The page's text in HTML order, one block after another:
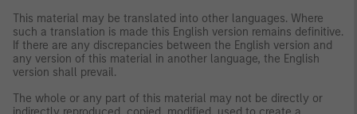
This material may be translated into other languages. Where
such a translation is made this English version remains definitive.
If there are any discrepancies between the English version and
any version of this material in another language, the English
version shall prevail.
The whole or any part of this material may not be directly or